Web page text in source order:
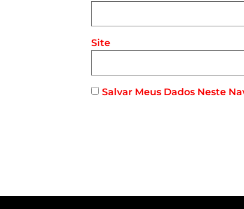
Site
Salvar Meus Dados Neste